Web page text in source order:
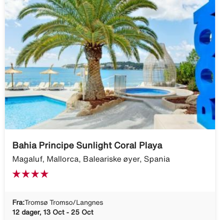
Bahia Principe Sunlight Coral Playa
Magaluf, Mallorca, Baleariske øyer, Spania
Fra:Tromsø Tromso/Langnes
12 dager, 13 Oct - 25 Oct